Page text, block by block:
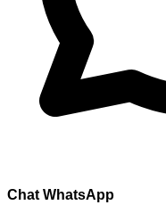
Chat WhatsApp